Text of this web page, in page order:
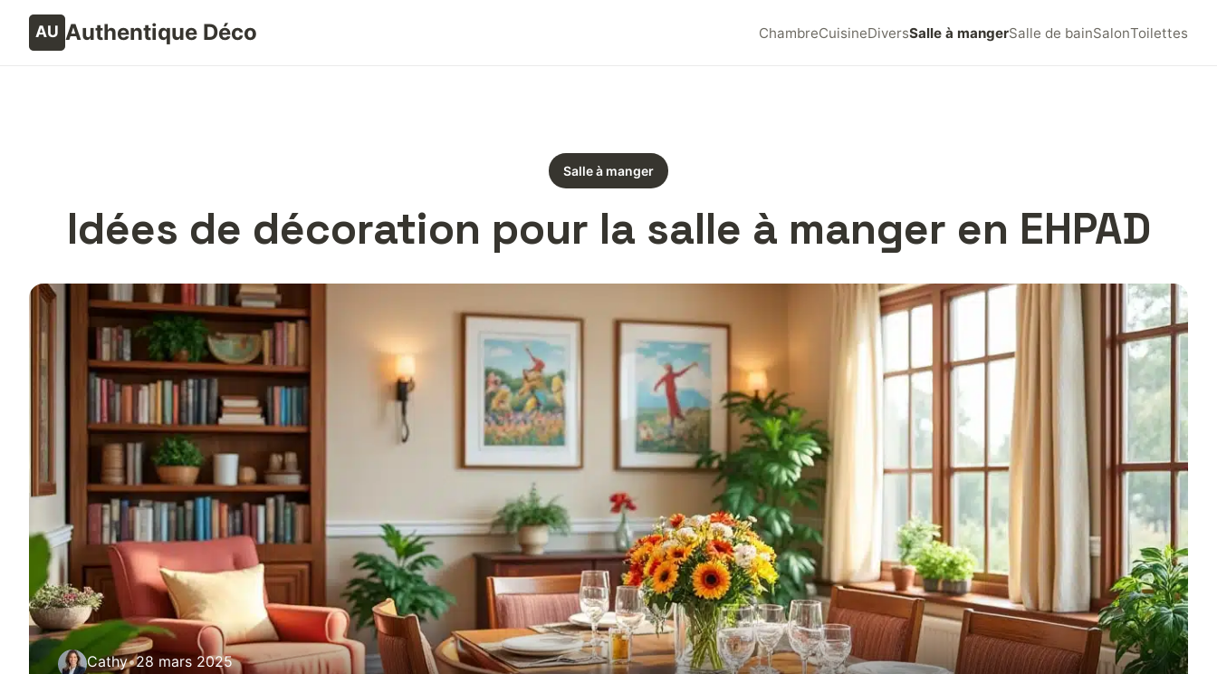
Authentique Déco ChambreCuisineDiversSalle à mangerSalle de bainSalonToilettes
Salle à manger
Idées de décoration pour la salle à manger en EHPAD
Cathy•28 mars 2025